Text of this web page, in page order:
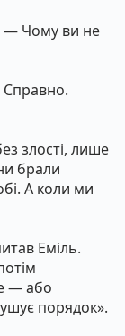
— Чому ви не
Справно.
злості, лише
брали
А коли ми
Еміль.
— або
порядок».